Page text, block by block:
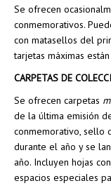
Se ofrecen
conmemorativos.
con matasellos del
tarjetas máximas
CARPETAS DE
Se ofrecen carpetas
de la última emisión
conmemorativo, sello
durante el año y se
año. Incluyen hojas
espacios especiales